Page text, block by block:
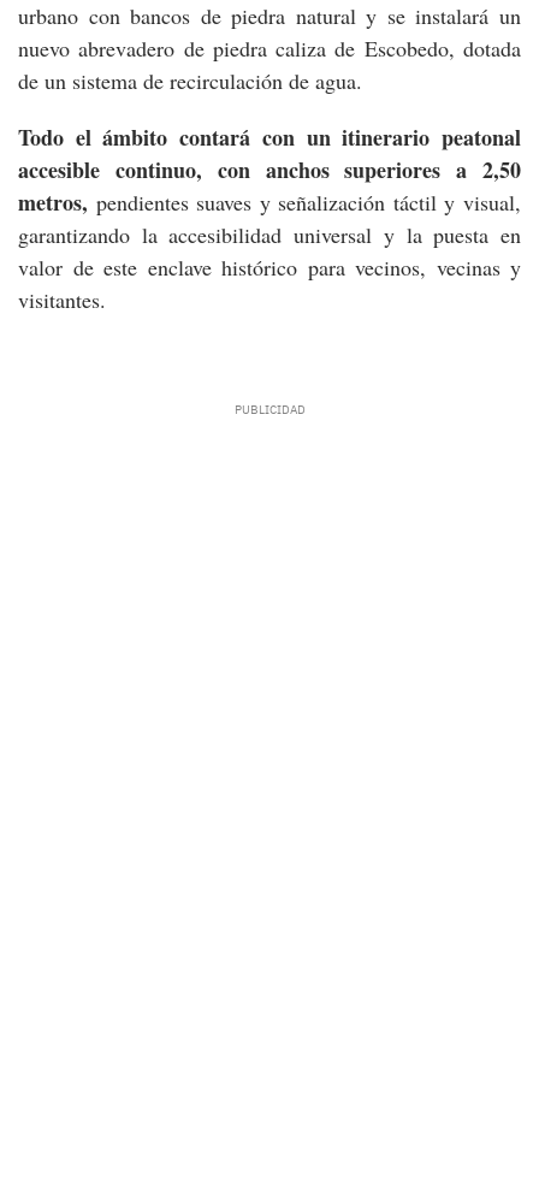
urbano con bancos de piedra natural y se instalará un
nuevo abrevadero de piedra caliza de Escobedo, dotada
de un sistema de recirculación de agua.
Todo el ámbito contará con un itinerario peatonal
accesible continuo, con anchos superiores a 2,50
metros, pendientes suaves y señalización táctil y visual,
garantizando la accesibilidad universal y la puesta en
valor de este enclave histórico para vecinos, vecinas y
visitantes.